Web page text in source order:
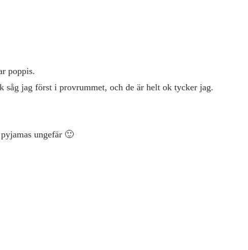
poppis.
såg jag först i provrummet, och de är helt ok tycker jag.
ungefär 🙂